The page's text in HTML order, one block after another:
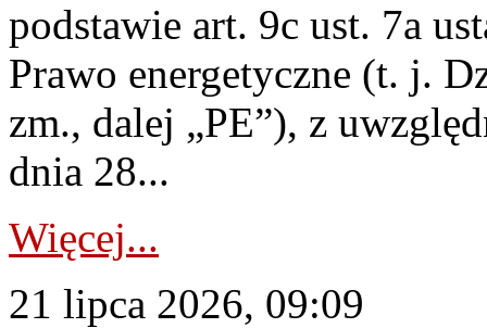
podstawie art. 9c ust. 7a
Prawo energetyczne (t. j.
zm., dalej „PE”), z
dnia 28...
Więcej...
21 lipca 2026, 09:09